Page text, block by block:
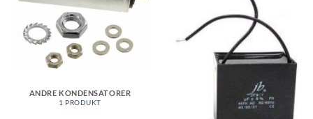
ANDRE KONDENSATORER
1 PRODUKT